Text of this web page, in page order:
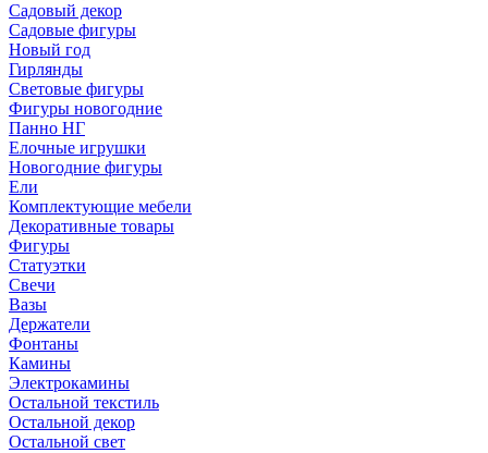
Садовый декор
Садовые фигуры
Новый год
Гирлянды
Световые фигуры
Фигуры новогодние
Панно НГ
Елочные игрушки
Новогодние фигуры
Ели
Комплектующие мебели
Декоративные товары
Фигуры
Статуэтки
Свечи
Вазы
Держатели
Фонтаны
Камины
Электрокамины
Остальной текстиль
Остальной декор
Остальной свет